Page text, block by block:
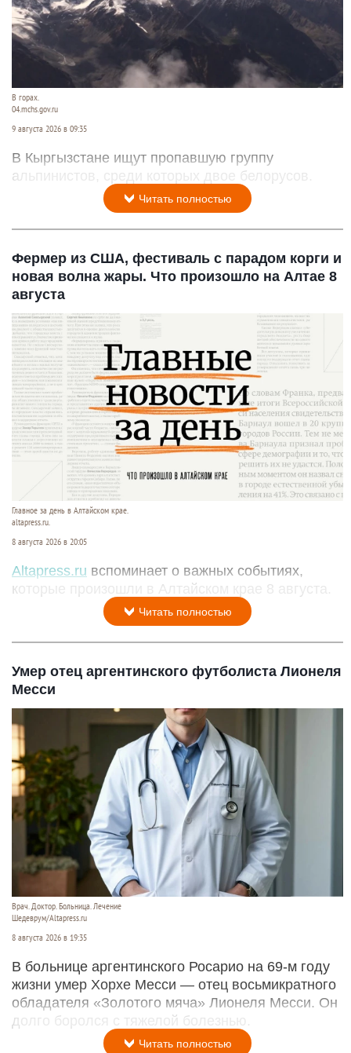
В горах.
04.mchs.gov.ru
9 августа 2026 в 09:35
В Кыргызстане ищут пропавшую группу
альпинистов, среди которых двое белорусов.
Читать полностью
Фермер из США, фестиваль с парадом корги и
новая волна жары. Что произошло на Алтае 8
августа
Главное за день в Алтайском крае.
altapress.ru.
8 августа 2026 в 20:05
Altapress.ru вспоминает о важных событиях,
которые произошли в Алтайском крае 8 августа.
Читать полностью
Умер отец аргентинского футболиста Лионеля
Месси
Врач. Доктор. Больница. Лечение
Шедеврум/Altapress.ru
8 августа 2026 в 19:35
В больнице аргентинского Росарио на 69-м году
жизни умер Хорхе Месси — отец восьмикратного
обладателя «Золотого мяча» Лионеля Месси. Он
долго боролся с тяжелой болезнью.
Читать полностью